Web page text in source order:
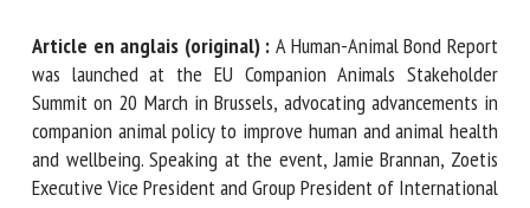
Article en anglais (original) :A Human-Animal Bond
Report was launched at the EU Companion Animals
Stakeholder Summit on 20 March in Brussels, advocating
advancements in companion animal policy to improve human
and animal health and wellbeing. Speaking at the event,